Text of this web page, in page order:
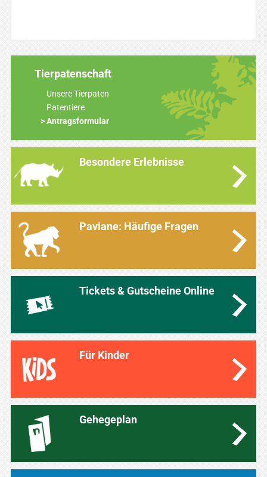
Tierpatenschaft
Unsere Tierpaten
Patentiere
Antragsformular
Besondere Erlebnisse
Paviane: Häufige Fragen
Tickets & Gutscheine Online
Für Kinder
Gehegeplan